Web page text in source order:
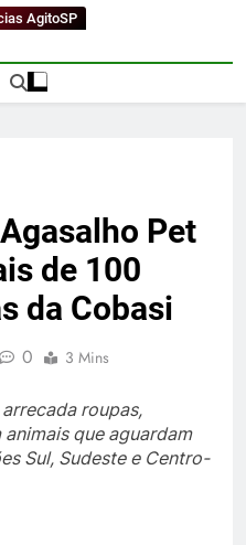
AgitoSP
Pet
de 100
da Cobasi
0 3 Mins
roupas,
que aguardam
Sul, Sudeste e Centro-